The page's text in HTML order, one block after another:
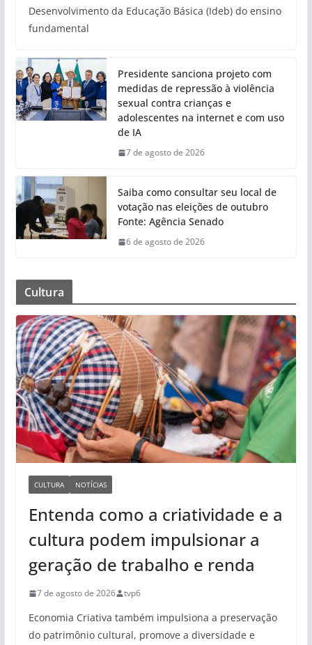
Desenvolvimento da Educação Básica (Ideb) do ensino
fundamental
Presidente sanciona projeto com
medidas de repressão à violência
sexual contra crianças e
adolescentes na internet e com uso
de IA
7 de agosto de 2026
Saiba como consultar seu local de
votação nas eleições de outubro
Fonte: Agência Senado
6 de agosto de 2026
Cultura
CULTURA NOTÍCIAS
Entenda como a criatividade e a
cultura podem impulsionar a
geração de trabalho e renda
7 de agosto de 2026 tvp6
Economia Criativa também impulsiona a preservação
do patrimônio cultural, promove a diversidade e